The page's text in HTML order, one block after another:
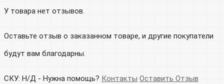
У товара нет отзывов.
Оставьте отзыв о заказанном товаре, и другие покупатели
будут вам благодарны.
СКУ: Н/Д - Нужна помощь? Контакты Оставить Отзыв